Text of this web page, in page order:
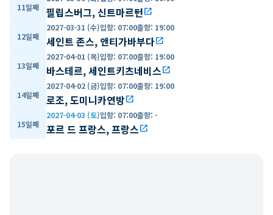
11일째 필립스버그, 신트마르턴open_in_new
12일째
2027-03-31 (수)입항: 07:00출항: 19:00
세인트 존스, 앤티가바부다open_in_new
13일째
2027-04-01 (목)입항: 07:00출항: 19:00
바스테르, 세인트키츠네비스open_in_new
14일째
2027-04-02 (금)입항: 07:00출항: 19:00
로조, 도미니카연방open_in_new
15일째
2027-04-03 (토)입항: 07:00출항: -
포르 드 프랑스, 프랑스open_in_new